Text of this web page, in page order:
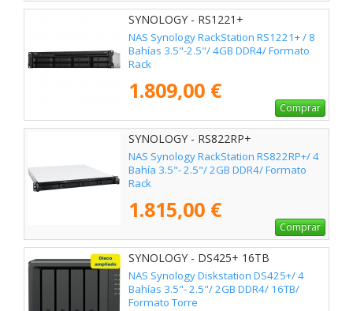
SYNOLOGY - RS1221+
NAS Synology RackStation RS1221+ / 8
Bahías 3.5"-2.5"/ 4GB DDR4/ Formato
Rack
1.809,00 €
Comprar
SYNOLOGY - RS822RP+
NAS Synology RackStation RS822RP+/ 4
Bahía 3.5"- 2.5"/ 2GB DDR4/ Formato
Rack
1.815,00 €
Comprar
SYNOLOGY - DS425+ 16TB
NAS Synology Diskstation DS425+/ 4
Bahías 3.5"- 2.5"/ 2GB DDR4/ 16TB/
Formato Torre